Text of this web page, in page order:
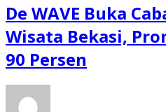
De WAVE Buka
Wisata Bekasi,
90 Persen